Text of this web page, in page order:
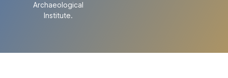
Archaeological
Institute.